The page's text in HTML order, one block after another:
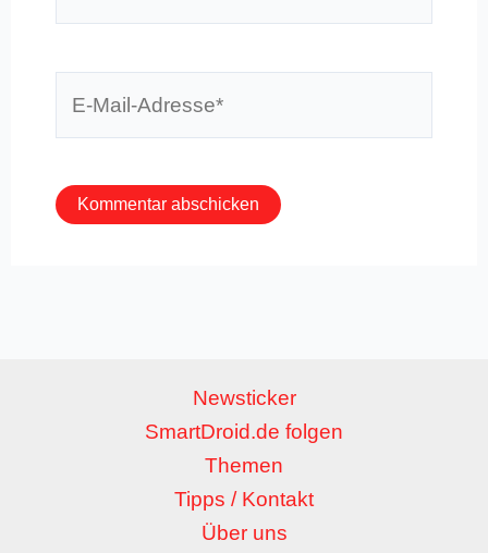
Newsticker
SmartDroid.de folgen
Themen
Tipps / Kontakt
Über uns